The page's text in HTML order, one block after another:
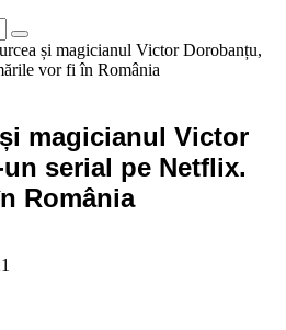
și magicianul Victor Dorobanțu,
vor fi în România
magicianul Victor
serial pe Netflix.
România